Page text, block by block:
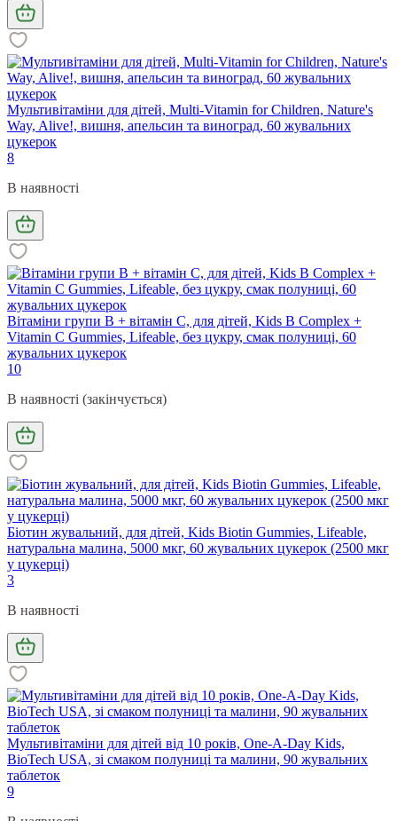
Мультивітаміни для дітей, Multi-Vitamin for Children, Nature's
Way, Alive!, вишня, апельсин та виноград, 60 жувальних
цукерок
8
В наявності
Вітаміни групи В + вітамін С, для дітей, Kids B Complex +
Vitamin C Gummies, Lifeable, без цукру, смак полуниці, 60
жувальних цукерок
10
В наявності (закінчується)
Біотин жувальний, для дітей, Kids Biotin Gummies, Lifeable,
натуральна малина, 5000 мкг, 60 жувальних цукерок (2500 мкг
у цукерці)
3
В наявності
Мультивітаміни для дітей від 10 років, One-A-Day Kids,
BioTech USA, зі смаком полуниці та малини, 90 жувальних
таблеток
9